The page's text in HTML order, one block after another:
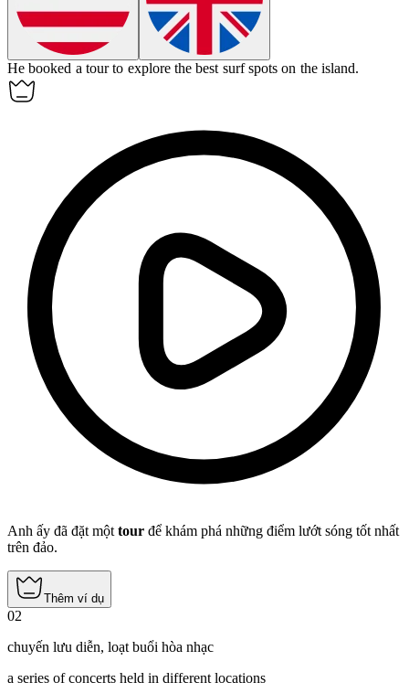
He booked a tour to explore the best surf spots on the island.
Anh ấy đã đặt một tour để khám phá những điểm lướt sóng tốt nhất
trên đảo.
Thêm ví dụ
02
chuyến lưu diễn, loạt buổi hòa nhạc
a series of concerts held in different locations